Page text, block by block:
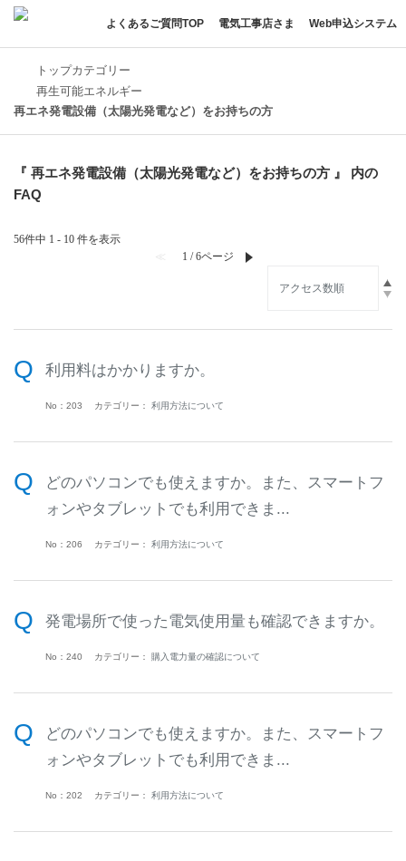
よくあるご質問TOP 電気工事店さま Web申込システム
トップカテゴリー
再生可能エネルギー
再エネ発電設備（太陽光発電など）をお持ちの方
『 再エネ発電設備（太陽光発電など）をお持ちの方 』 内の
FAQ
56件中 1 - 10 件を表示
≪
1 / 6ページ ≫
利用料はかかりますか。
No：203 カテゴリー： 利用方法について
どのパソコンでも使えますか。また、スマートフ
ォンやタブレットでも利用できま...
No：206 カテゴリー： 利用方法について
発電場所で使った電気使用量も確認できますか。
No：240 カテゴリー： 購入電力量の確認について
どのパソコンでも使えますか。また、スマートフ
ォンやタブレットでも利用できま...
No：202 カテゴリー： 利用方法について